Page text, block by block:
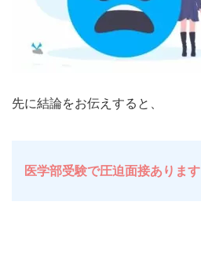
先に結論をお伝えすると、
医学部受験で圧迫面接あります